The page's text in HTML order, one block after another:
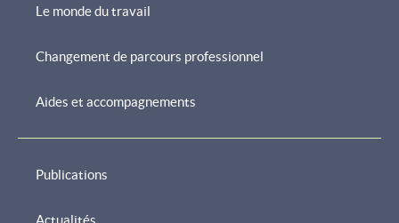
de
navigation
Le monde du travail
Changement de parcours professionnel
Aides et accompagnements
Publications
Actualités